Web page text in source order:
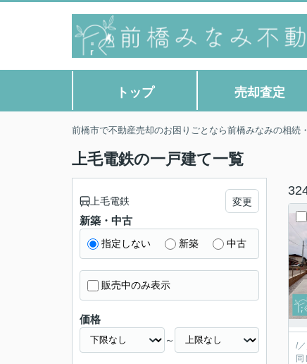
トップ 売却査定
前橋市で不動産売却のお困りごとなら前橋みなみの相続
上毛電鉄の一戸建て一覧
/
上毛電鉄 変更
新築・中古
指定しない 新築 中古
販売中のみ表示
価格
～